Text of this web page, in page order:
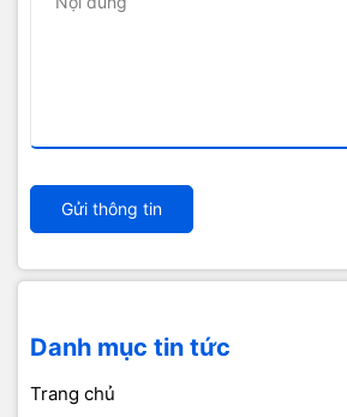
Gửi thông tin
Danh mục tin tức
Trang chủ